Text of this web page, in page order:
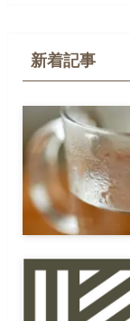
新着記事